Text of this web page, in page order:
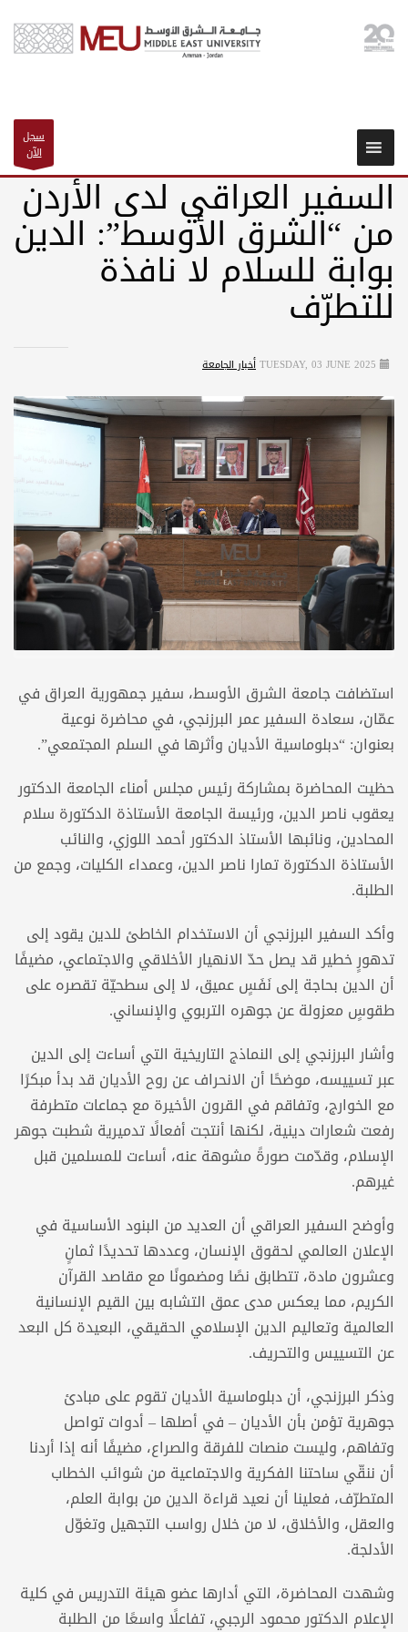
سجل
الآن
السفير العراقي لدى الأردن
من “الشرق الأوسط”: الدين
بوابة للسلام لا نافذة
للتطرّف
TUESDAY, 03 JUNE 2025أخبار الجامعة
استضافت جامعة الشرق الأوسط، سفير جمهورية العراق في
عمّان، سعادة السفير عمر البرزنجي، في محاضرة نوعية
بعنوان: “دبلوماسية الأديان وأثرها في السلم المجتمعي”.
حظيت المحاضرة بمشاركة رئيس مجلس أمناء الجامعة الدكتور
يعقوب ناصر الدين، ورئيسة الجامعة الأستاذة الدكتورة سلام
المحادين، ونائبها الأستاذ الدكتور أحمد اللوزي، والنائب
الأستاذة الدكتورة تمارا ناصر الدين، وعمداء الكليات، وجمع من
الطلبة.
وأكد السفير البرزنجي أن الاستخدام الخاطئ للدين يقود إلى
تدهورٍ خطير قد يصل حدّ الانهيار الأخلاقي والاجتماعي، مضيفًا
أن الدين بحاجة إلى نَفَسٍ عميق، لا إلى سطحيّة تقصره على
طقوسٍ معزولة عن جوهره التربوي والإنساني.
وأشار البرزنجي إلى النماذج التاريخية التي أساءت إلى الدين
عبر تسييسه، موضحًا أن الانحراف عن روح الأديان قد بدأ مبكرًا
مع الخوارج، وتفاقم في القرون الأخيرة مع جماعات متطرفة
رفعت شعارات دينية، لكنها أنتجت أفعالًا تدميرية شطبت جوهر
الإسلام، وقدّمت صورةً مشوهة عنه، أساءت للمسلمين قبل
غيرهم.
وأوضح السفير العراقي أن العديد من البنود الأساسية في
الإعلان العالمي لحقوق الإنسان، وعددها تحديدًا ثمانٍ
وعشرون مادة، تتطابق نصًا ومضمونًا مع مقاصد القرآن
الكريم، مما يعكس مدى عمق التشابه بين القيم الإنسانية
العالمية وتعاليم الدين الإسلامي الحقيقي، البعيدة كل البعد
عن التسييس والتحريف.
وذكر البرزنجي، أن دبلوماسية الأديان تقوم على مبادئ
جوهرية تؤمن بأن الأديان – في أصلها – أدوات تواصل
وتفاهم، وليست منصات للفرقة والصراع، مضيفًا أنه إذا أردنا
أن ننقّي ساحتنا الفكرية والاجتماعية من شوائب الخطاب
المتطرّف، فعلينا أن نعيد قراءة الدين من بوابة العلم،
والعقل، والأخلاق، لا من خلال رواسب التجهيل وتغوّل
الأدلجة.
وشهدت المحاضرة، التي أدارها عضو هيئة التدريس في كلية
الإعلام الدكتور محمود الرجبي، تفاعلًا واسعًا من الطلبة